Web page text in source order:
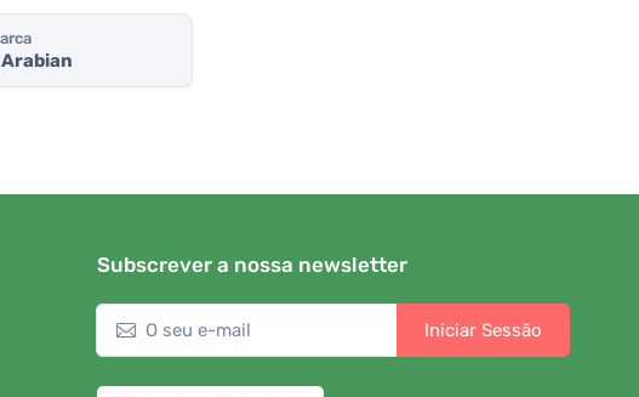
Subscrever a nossa newsletter
Iniciar Sessão